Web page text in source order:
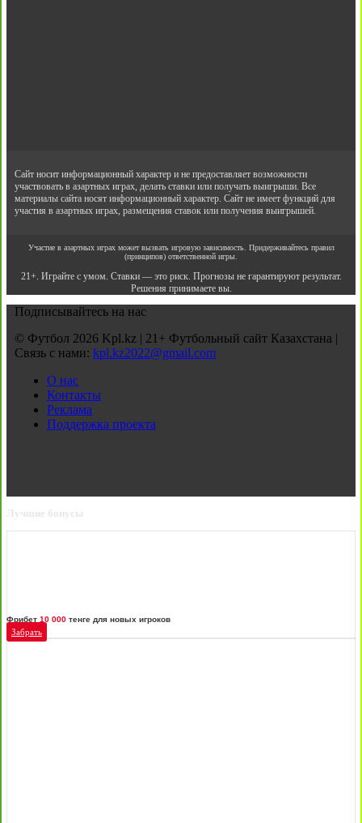
Сайт носит информационный характер и не предоставляет возможности
участвовать в азартных играх, делать ставки или получать выигрыши. Все
материалы сайта носят информационный характер. Сайт не имеет функций для
участия в азартных играх, размещения ставок или получения выигрышей.
Участие в азартных играх может вызвать игровую зависимость. Придерживайтесь правил
(принципов) ответственной игры.
21+. Играйте с умом. Ставки — это риск. Прогнозы не гарантируют результат.
Решения принимаете вы.
Подписывайтесь на нас
© Футбол 2026 Kpl.kz | 21+ Футбольный сайт Казахстана |
Связь с нами: kpl.kz2022@gmail.com
О нас
Контакты
Реклама
Поддержка проекта
Лучшие бонусы
Фрибет 10 000 тенге для новых игроков
Забрать